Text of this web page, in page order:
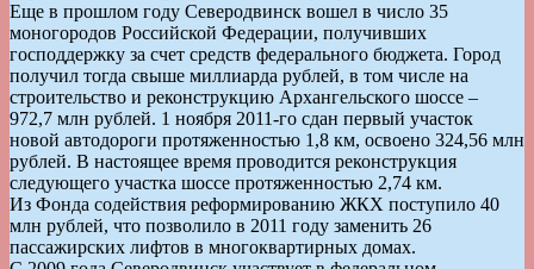
Еще в прошлом году Северодвинск вошел в число 35
моногородов Российской Федерации, получивших
господдержку за счет средств федерального бюджета. Город
получил тогда свыше миллиарда рублей, в том числе на
строительство и реконструкцию Архангельского шоссе –
972,7 млн рублей. 1 ноября 2011-го сдан первый участок
новой автодороги протяженностью 1,8 км, освоено 324,56 млн
рублей. В настоящее время проводится реконструкция
следующего участка шоссе протяженностью 2,74 км.
Из Фонда содействия реформированию ЖКХ поступило 40
млн рублей, что позволило в 2011 году заменить 26
пассажирских лифтов в многоквартирных домах.